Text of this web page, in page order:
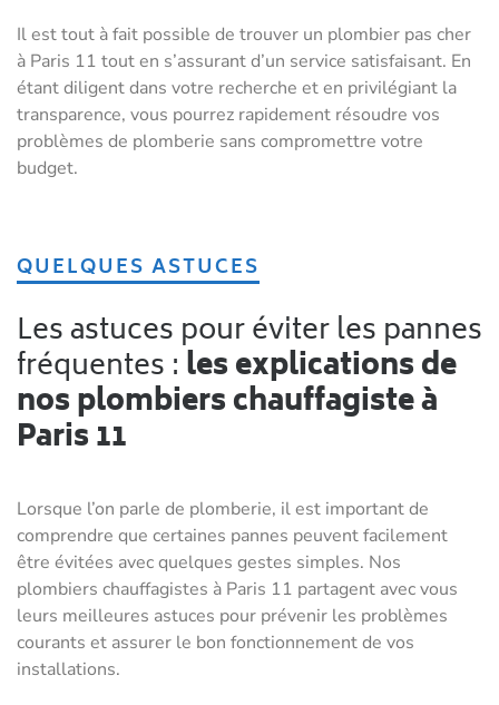
Il est tout à fait possible de trouver un plombier pas cher
à Paris 11 tout en s’assurant d’un service satisfaisant. En
étant diligent dans votre recherche et en privilégiant la
transparence, vous pourrez rapidement résoudre vos
problèmes de plomberie sans compromettre votre
budget.
QUELQUES ASTUCES
Les astuces pour éviter les pannes
fréquentes : les explications de
nos plombiers chauffagiste à
Paris 11
Lorsque l’on parle de plomberie, il est important de
comprendre que certaines pannes peuvent facilement
être évitées avec quelques gestes simples. Nos
plombiers chauffagistes à Paris 11 partagent avec vous
leurs meilleures astuces pour prévenir les problèmes
courants et assurer le bon fonctionnement de vos
installations.